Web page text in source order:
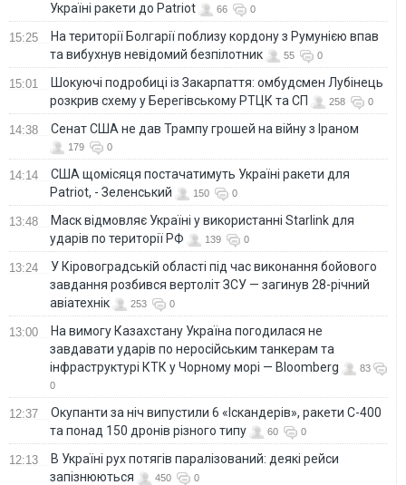
Україні ракети до Patriot
66 0
15:25
На території Болгарії поблизу кордону з Румунією впав
та вибухнув невідомий безпілотник
55 0
15:01
Шокуючі подробиці із Закарпаття: омбудсмен Лубінець
розкрив схему у Берегівському РТЦК та СП
258 0
14:38 Сенат США не дав Трампу грошей на війну з Іраном
179 0
14:14
США щомісяця постачатимуть Україні ракети для
Patriot, - Зеленський
150 0
13:48
Маск відмовляє Україні у використанні Starlink для
ударів по території РФ
139 0
13:24
У Кіровоградській області під час виконання бойового
завдання розбився вертоліт ЗСУ — загинув 28-річний
авіатехнік
253 0
13:00
На вимогу Казахстану Україна погодилася не
завдавати ударів по неросійським танкерам та
інфраструктурі КТК у Чорному морі — Bloomberg
83
0
12:37
Окупанти за ніч випустили 6 «Іскандерів», ракети С-400
та понад 150 дронів різного типу
60 0
12:13
В Україні рух потягів паралізований: деякі рейси
запізнюються
450 0